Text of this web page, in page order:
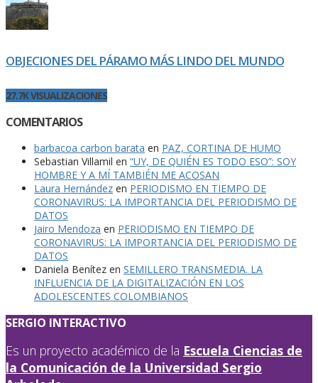
OBJECIONES DEL PÁRAMO MÁS LINDO DEL MUNDO
27.7K VISUALIZACIONES
COMENTARIOS
barbacoa carbon barata en PAZ, CORTINA DE HUMO
Sebastian Villamil en “UY, DE QUIÉN ES TODO ESO”: SOY
HOMBRE Y A MÍ TAMBIÉN ME ACOSAN
Laura Hernández en PERIODISMO EN TIEMPO DE
CORONAVIRUS: LA IMPORTANCIA DEL PERIODISMO DE
DATOS
Jairo Mendoza en PERIODISMO EN TIEMPO DE
CORONAVIRUS: LA IMPORTANCIA DEL PERIODISMO DE
DATOS
Daniela Benítez en SEMILLERO TRANSMEDIA. LA
INFLUENCIA DE LA DIGITALIZACIÓN EN LOS
ADOLESCENTES COLOMBIANOS
SERGIO INTERACTIVO
Es un proyecto académico de la Escuela Ciencias de
la Comunicación de la Universidad Sergio